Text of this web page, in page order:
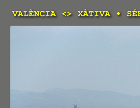
VALÈNCIA <> XÀTIVA •